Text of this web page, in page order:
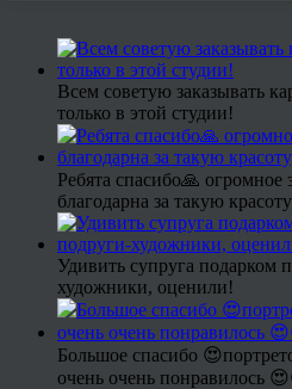
Всем советую заказывать
только в этой студии!
Ребята спасибо🙏
благодарна за такую
Удивить супруга подарком
художники, оценили!
Большое спасибо
очень очень понравилось